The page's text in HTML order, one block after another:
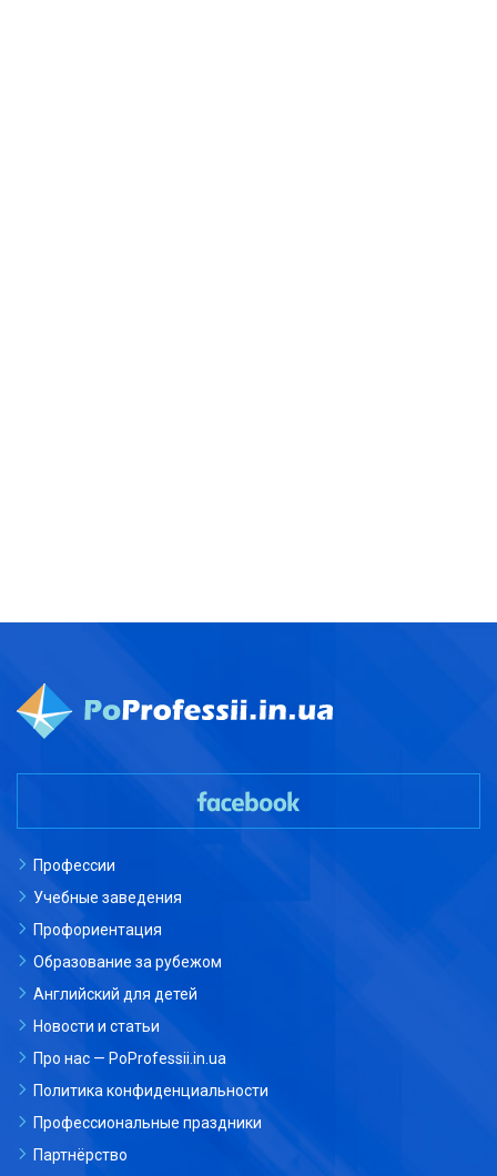
Профессии
Учебные заведения
Профориентация
Образование за рубежом
Английский для детей
Новости и статьи
Про нас — PoProfessii.in.ua
Политика конфиденциальности
Профессиональные праздники
Партнёрство